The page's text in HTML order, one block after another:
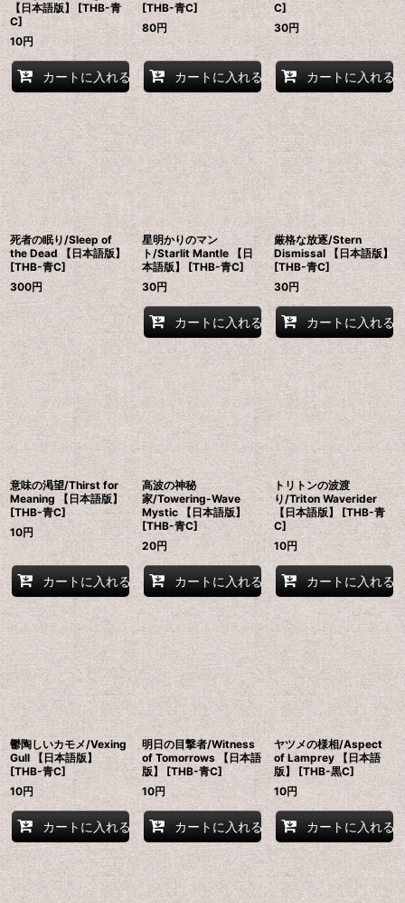
【日本語版】 [THB-青
C]
10円
カートに入れる
[THB-青C]
80円
カートに入れる
C]
30円
カートに入れる
死者の眠り/Sleep of
the Dead 【日本語版】
[THB-青C]
300円
星明かりのマン
ト/Starlit Mantle 【日
本語版】 [THB-青C]
30円
カートに入れる
厳格な放逐/Stern
Dismissal 【日本語版】
[THB-青C]
30円
カートに入れる
意味の渇望/Thirst for
Meaning 【日本語版】
[THB-青C]
10円
カートに入れる
高波の神秘
家/Towering-Wave
Mystic 【日本語版】
[THB-青C]
20円
カートに入れる
トリトンの波渡
り/Triton Waverider
【日本語版】 [THB-青
C]
10円
カートに入れる
鬱陶しいカモメ/Vexing
Gull 【日本語版】
[THB-青C]
10円
カートに入れる
明日の目撃者/Witness
of Tomorrows 【日本語
版】 [THB-青C]
10円
カートに入れる
ヤツメの様相/Aspect
of Lamprey 【日本語
版】 [THB-黒C]
10円
カートに入れる